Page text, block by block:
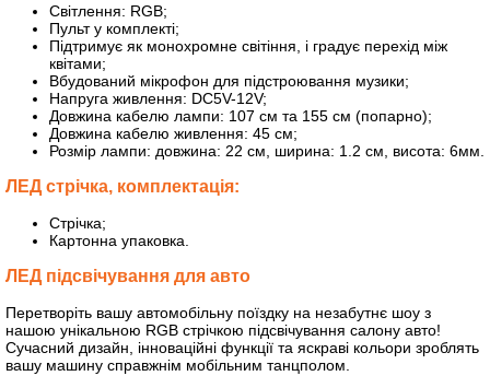
Світлення: RGB;
Пульт у комплекті;
Підтримує як монохромне світіння, і градує перехід між
квітами;
Вбудований мікрофон для підстроювання музики;
Напруга живлення: DC5V-12V;
Довжина кабелю лампи: 107 см та 155 см (попарно);
Довжина кабелю живлення: 45 см;
Розмір лампи: довжина: 22 см, ширина: 1.2 см, висота: 6мм.
ЛЕД стрічка, комплектація:
Стрічка;
Картонна упаковка.
ЛЕД підсвічування для авто
Перетворіть вашу автомобільну поїздку на незабутнє шоу з
нашою унікальною RGB стрічкою підсвічування салону авто!
Сучасний дизайн, інноваційні функції та яскраві кольори зроблять
вашу машину справжнім мобільним танцполом.